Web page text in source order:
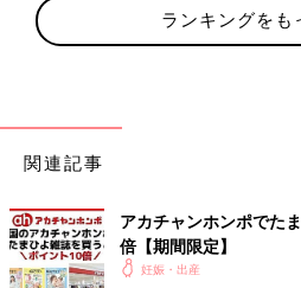
ランキングをも
関連記事
アカチャンホンポでた
倍【期間限定】
妊娠・出産